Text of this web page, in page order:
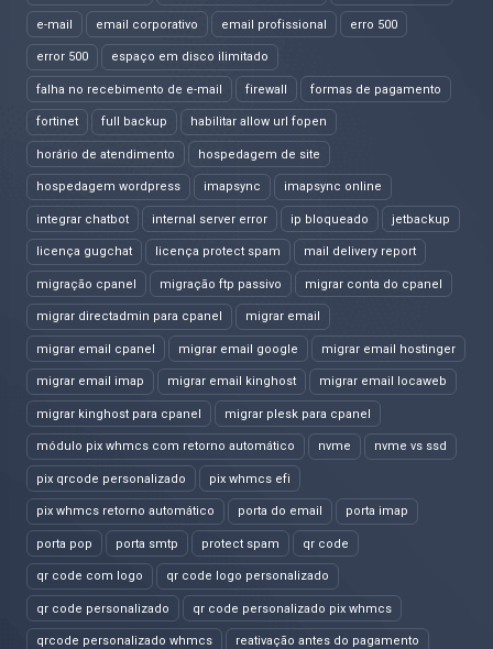
e-mail email corporativo email profissional erro 500
error 500 espaço em disco ilimitado
falha no recebimento de e-mail firewall formas de pagamento
fortinet full backup habilitar allow url fopen
horário de atendimento hospedagem de site
hospedagem wordpress imapsync imapsync online
integrar chatbot internal server error ip bloqueado jetbackup
licença gugchat licença protect spam mail delivery report
migração cpanel migração ftp passivo migrar conta do cpanel
migrar directadmin para cpanel migrar email
migrar email cpanel migrar email google migrar email hostinger
migrar email imap migrar email kinghost migrar email locaweb
migrar kinghost para cpanel migrar plesk para cpanel
módulo pix whmcs com retorno automático nvme nvme vs ssd
pix qrcode personalizado pix whmcs efi
pix whmcs retorno automático porta do email porta imap
porta pop porta smtp protect spam qr code
qr code com logo qr code logo personalizado
qr code personalizado qr code personalizado pix whmcs
qrcode personalizado whmcs reativação antes do pagamento